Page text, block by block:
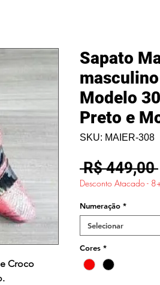
Croco
Sapato
Modelo
Preto e
SKU: MAIER-308
R$ 449,00
Desconto Atacado -
Numeração *
Selecionar
Cores *